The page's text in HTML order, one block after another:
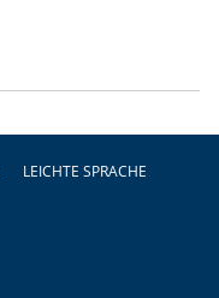
LEICHTE SPRACHE